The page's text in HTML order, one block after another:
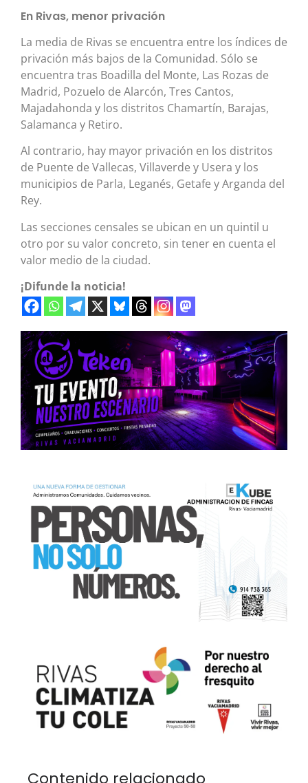
En Rivas, menor privación
La media de Rivas se encuentra entre los índices de
privación más bajos de la Comunidad. Sólo se
encuentra tras Boadilla del Monte, Las Rozas de
Madrid, Pozuelo de Alarcón, Tres Cantos,
Majadahonda y los distritos Chamartín, Barajas,
Salamanca y Retiro.
Al contrario, hay mayor privación en los distritos
de Puente de Vallecas, Villaverde y Usera y los
municipios de Parla, Leganés, Getafe y Arganda del
Rey.
Las secciones censales se ubican en un quintil u
otro por su valor concreto, sin tener en cuenta el
valor medio de la ciudad.
¡Difunde la noticia!